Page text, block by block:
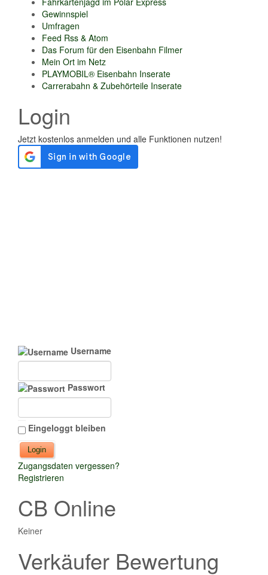
Gewinnspiel
Umfragen
Feed Rss & Atom
Das Forum für den Eisenbahn Filmer
Mein Ort im Netz
PLAYMOBIL® Eisenbahn Inserate
Carrerabahn & Zubehörteile Inserate
Login
Username
Passwort
Eingeloggt bleiben
Zugangsdaten vergessen?
Registrieren
CB Online
Keiner
Verkäufer Bewertung